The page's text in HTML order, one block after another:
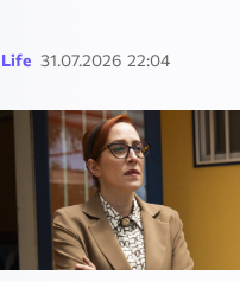
Life 31.07.2026 22:04